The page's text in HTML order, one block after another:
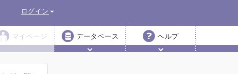
ログイン
マイページ データベース ヘルプ